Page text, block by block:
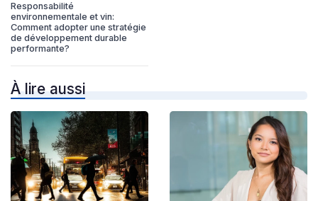
Responsabilité
environnementale et vin:
Comment adopter une stratégie
de développement durable
performante?
À lire aussi